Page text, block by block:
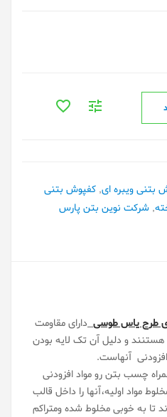
بتنی ویبره ای, کفپوش بتنی
, شرکت نوین بتن پارس
طرح یاس طوسی دارای مقاومت
و دلیل آن تک لایه بودن
آنهاست.
چسب بتن رو مواد افزودنی
مواد اولیه،آنها را داخل قالب
تا به خوبی مخلوط شده ومتراکم